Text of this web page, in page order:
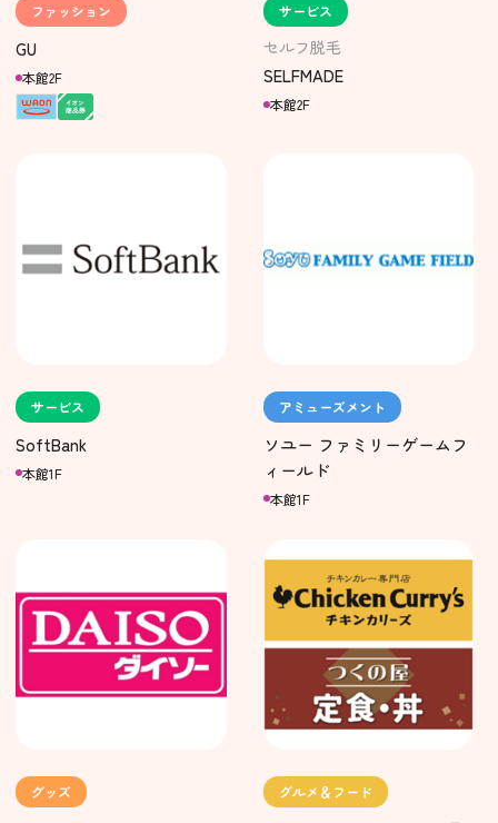
ファッション
GU
本館2F
サービス
セルフ脱毛
SELFMADE
本館2F
サービス
SoftBank
本館1F
アミューズメント
ソユー ファミリーゲームフ
ィールド
本館1F
グッズ グルメ＆フード